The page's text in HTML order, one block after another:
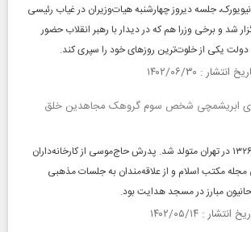
جلسه دیروز چهارشنبه هیات‌وزیران در غیاب رئیسی
شد و برخی وزرا هم که در دیدار با رهبر انقلاب حضور
یکی از خلوت‌ترین روزهای خود را سپری کند.
ابریشمچی شخص سوم گروهک مجاهدین خلق
مهدی ابریشمچی، سال ۱۳۲۶ در تهران متولد شد. پدرش حاج‌موسی از کارخانه‌داران
مکتب اسلام و از علاقه‌مندان به جلسات مذهبی
مبارز در مسجد هدایت بود.